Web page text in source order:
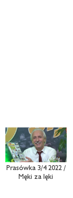
Prasówka 3/4 2022 /
Męki za lęki